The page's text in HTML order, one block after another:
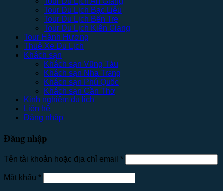
Tour Du Lịch Bạc Liêu
Tour Du Lịch Bến Tre
Tour Du Lịch Kiên Giang
Tour Hành Hương
Thuê Xe Du Lịch
Khách sạn
Khách sạn Vũng Tàu
Khách sạn Nha Trang
Khách sạn Phú Quốc
Khách sạn Cần Thơ
Kinh nghiệm du lịch
Liên hệ
Đăng nhập
Đăng nhập
Tên tài khoản hoặc địa chỉ email *
Mật khẩu *